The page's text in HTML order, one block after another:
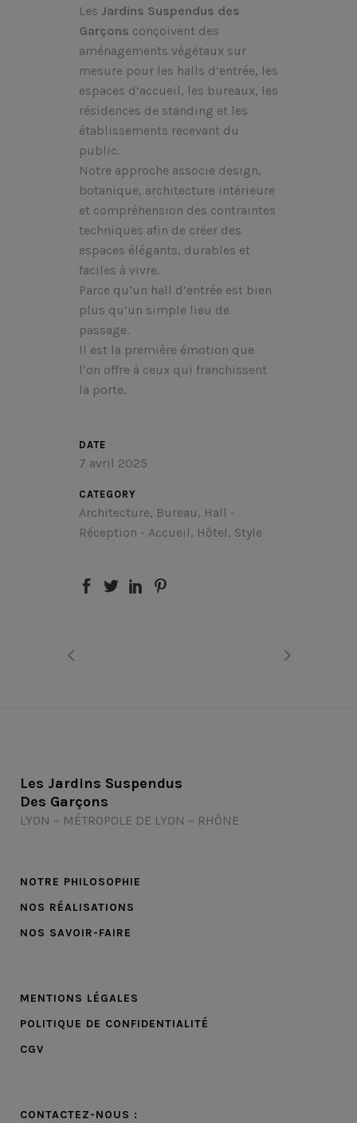
Les Jardins Suspendus des
Garçons conçoivent des
aménagements végétaux sur
mesure pour les halls d’entrée, les
espaces d’accueil, les bureaux, les
résidences de standing et les
établissements recevant du
public.
Notre approche associe design,
botanique, architecture intérieure
et compréhension des contraintes
techniques afin de créer des
espaces élégants, durables et
faciles à vivre.
Parce qu’un hall d’entrée est bien
plus qu’un simple lieu de
passage.
Il est la première émotion que
l’on offre à ceux qui franchissent
la porte.
DATE
7 avril 2025
CATEGORY
Architecture, Bureau, Hall -
Réception - Accueil, Hôtel, Style
Les Jardins Suspendus
Des Garçons
LYON – MÉTROPOLE DE LYON – RHÔNE
NOTRE PHILOSOPHIE
NOS RÉALISATIONS
NOS SAVOIR-FAIRE
MENTIONS LÉGALES
POLITIQUE DE CONFIDENTIALITÉ
CGV
CONTACTEZ-NOUS :